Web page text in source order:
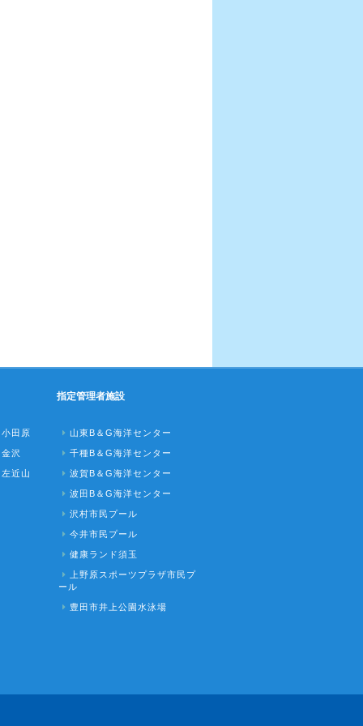
田原
沢
近山
指定管理者施設
山東B＆G海洋センター
千種B＆G海洋センター
波賀B＆G海洋センター
波田B＆G海洋センター
沢村市民プール
今井市民プール
健康ランド須玉
上野原スポーツプラザ市民プ
ール
豊田市井上公園水泳場